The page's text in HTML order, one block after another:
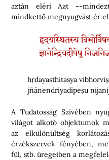
aztán eléri Azt --
mindkettő megnyugvást ér
हृदयस्थितस्य
ज्ञानेन्द्रियदीपेषु
hṛdayasthitasya
jñānendriyadīpeṣu
A Tudatosság Szívében
világot alkotó objektumok
az elkülönültség
érzékszervek fényében,
fül, stb. üregeiben a